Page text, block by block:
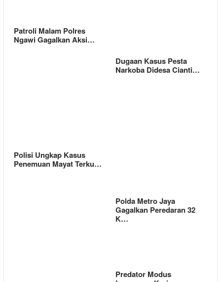
Patroli Malam Polres
Ngawi Gagalkan Aksi…
Dugaan Kasus Pesta
Narkoba Didesa Cianti…
Polisi Ungkap Kasus
Penemuan Mayat Terku…
Polda Metro Jaya
Gagalkan Peredaran 32
K…
Predator Modus